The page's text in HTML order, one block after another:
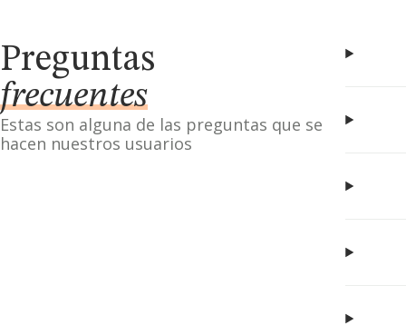
Preguntas
frecuentes
Estas son alguna de las preguntas que se
hacen nuestros usuarios